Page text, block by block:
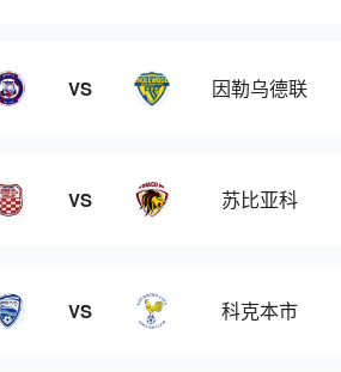
VS 因勒乌德联
VS 苏比亚科
VS 科克本市